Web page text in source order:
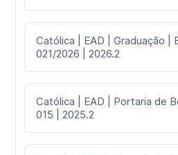
Católica | EAD | Graduação |
021/2026 | 2026.2
Católica | EAD | Portaria de
015 | 2025.2